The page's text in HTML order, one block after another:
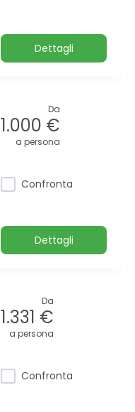
Dettagli
Da
1.000 €
a persona
Confronta
Dettagli
Da
1.331 €
a persona
Confronta